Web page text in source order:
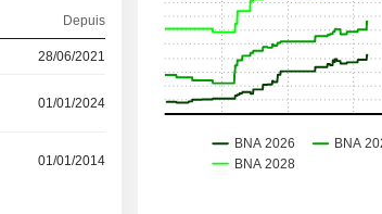
Depuis
28/06/2021
01/01/2024
01/01/2014